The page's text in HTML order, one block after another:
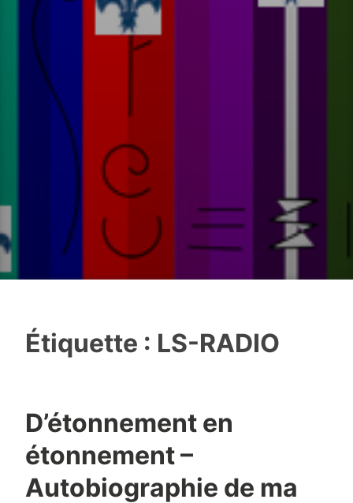
Étiquette : LS-RADIO
D’étonnement en
étonnement –
Autobiographie de ma